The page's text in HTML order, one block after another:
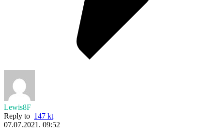
Lewis8F
Reply to 147 kt
07.07.2021. 09:52